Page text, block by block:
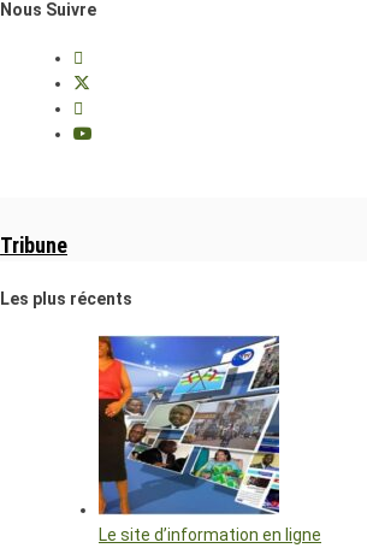
Nous Suivre
Tribune
Les plus récents
Le site d’information en ligne